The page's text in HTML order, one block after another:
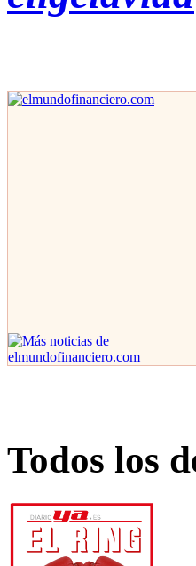
Todos los